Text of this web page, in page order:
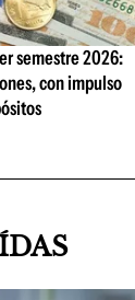
semestre 2026:
con impulso